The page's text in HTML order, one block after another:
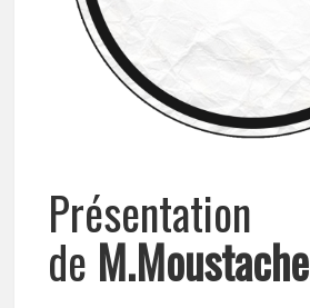
Présentation
de M.Moustache